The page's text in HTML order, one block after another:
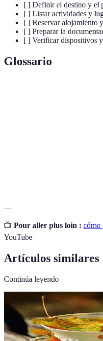
[ ] Definir el destino y el
[ ] Listar actividades y
[ ] Reservar alojamiento
[ ] Preparar la
[ ] Verificar dispositivos
Glossario
---
📺 Pour aller plus loin : cómo
YouTube
Artículos similares
Continúa leyendo